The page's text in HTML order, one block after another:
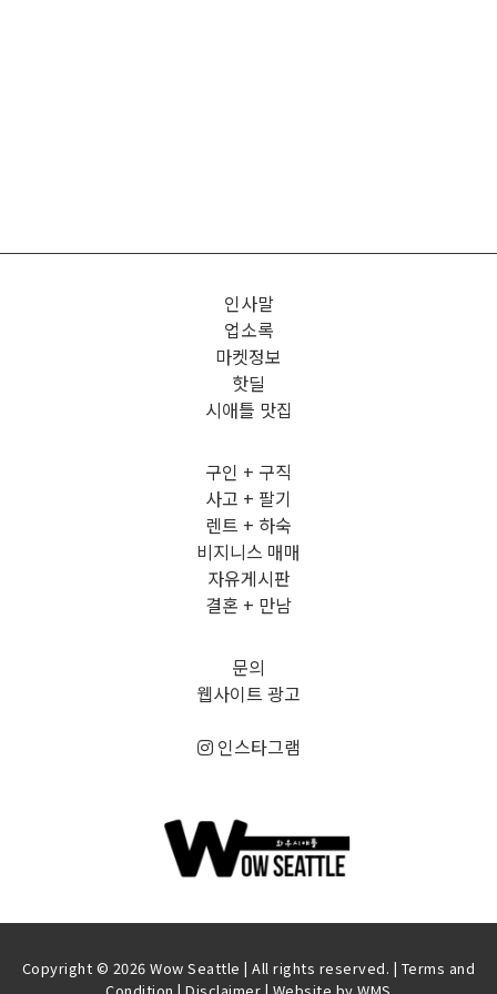
인사말
업소록
마켓정보
핫딜
시애틀 맛집
구인 + 구직
사고 + 팔기
렌트 + 하숙
비지니스 매매
자유게시판
결혼 + 만남
문의
웹사이트 광고
인스타그램
Copyright © 2026 Wow Seattle | All rights reserved. | Terms and